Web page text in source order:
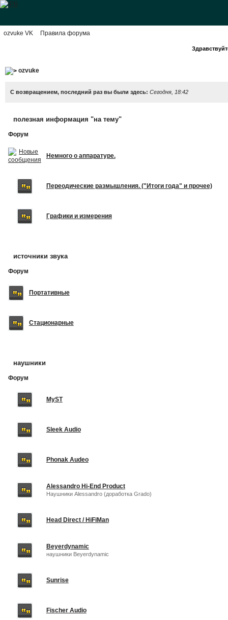
ozvuke VK Правила форума
ozvuke
С возвращением, последний раз вы были здесь: Сегодня, 18:42
полезная информация "на тему"
Форум
Немного о аппаратуре.
Переодические размышления. ("Итоги года" и прочее)
Графики и измерения
источники звука
Форум
Портативные
Стационарные
наушники
Форум
MyST
Sleek Audio
Phonak Audeo
Alessandro Hi-End Product
Наушники Alessandro (доработка Grado)
Head Direct / HiFiMan
Beyerdynamic
наушники Beyerdynamic
Sunrise
Fischer Audio